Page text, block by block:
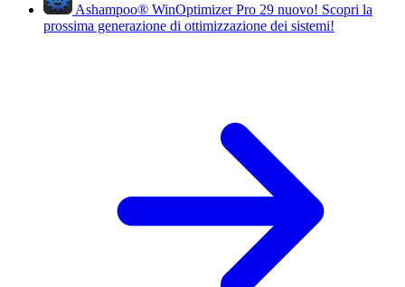
Ashampoo® WinOptimizer Pro 29 nuovo! Scopri la
prossima generazione di ottimizzazione dei sistemi!